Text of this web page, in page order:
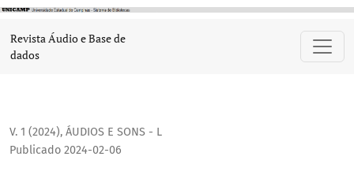
Revista Áudio e Base de
dados
V. 1 (2024), ÁUDIOS E SONS - L
Publicado 2024-02-06